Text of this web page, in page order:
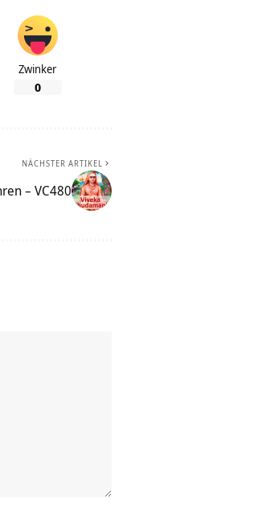
Zwinker
0
NÄCHSTER ARTIKEL
– VC480